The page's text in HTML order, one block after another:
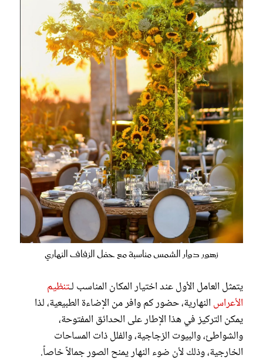
زهور دوار الشمس مناسبة مع حفل الزفاف النهاري
يتمثل العامل الأول عند اختيار المكان المناسب لـتنظيم
الأعراس النهارية، حضور كم وافر من الإضاءة الطبيعية، لذا
يمكن التركيز في هذا الإطار على الحدائق المفتوحة،
والشواطئ، والبيوت الزجاجية، والفلل ذات المساحات
الخارجية، وذلك لأن ضوء النهار يمنح الصور جمالاً خاصاً.